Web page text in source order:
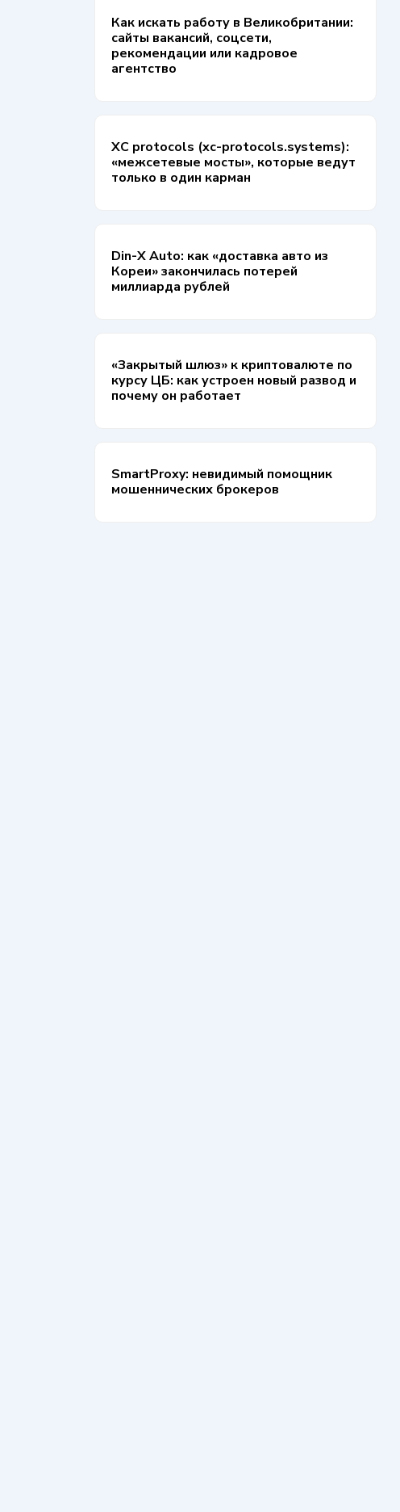
Как искать работу в Великобритании:
сайты вакансий, соцсети,
рекомендации или кадровое
агентство
XC protocols (xc-protocols.systems):
«межсетевые мосты», которые ведут
только в один карман
Din-X Auto: как «доставка авто из
Кореи» закончилась потерей
миллиарда рублей
«Закрытый шлюз» к криптовалюте по
курсу ЦБ: как устроен новый развод и
почему он работает
SmartProxy: невидимый помощник
мошеннических брокеров